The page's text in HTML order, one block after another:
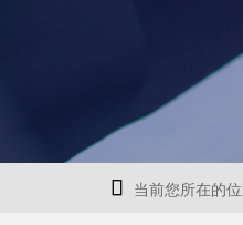
 当前您所在的位